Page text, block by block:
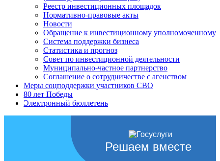
Реестр инвестиционных площадок
Нормативно-правовые акты
Новости
Обращение к инвестиционному уполномоченному
Система поддержки бизнеса
Статистика и прогноз
Совет по инвестиционной деятельности
Муниципально-частное партнерство
Соглашение о сотрудничестве с агенством
Меры соцподдержки участников СВО
80 лет Победы
Электронный бюллетень
Решаем вместе